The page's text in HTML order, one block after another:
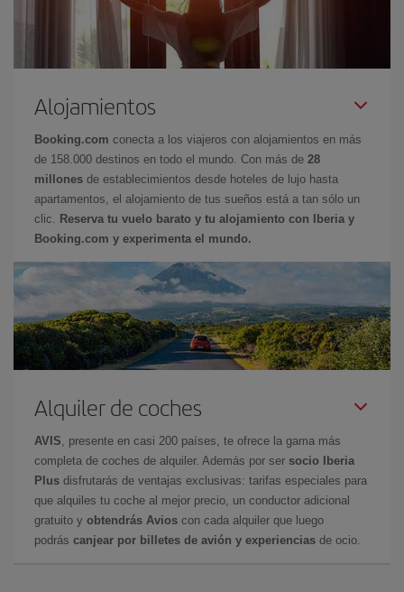
Alojamientos
Booking.com conecta a los viajeros con alojamientos en más
de 158.000 destinos en todo el mundo. Con más de 28
millones de establecimientos desde hoteles de lujo hasta
apartamentos, el alojamiento de tus sueños está a tan sólo un
clic.
Reserva tu vuelo barato y tu alojamiento con Iberia y
Booking.com y experimenta el mundo.
Alquiler de coches
AVIS , presente en casi 200 países, te ofrece la gama más
completa de coches de alquiler. Además por ser socio Iberia
Plus disfrutarás de ventajas exclusivas: tarifas especiales para
que alquiles tu coche al mejor precio, un conductor adicional
gratuito y obtendrás Avios con cada alquiler que luego
podrás canjear por billetes de avión y experiencias de ocio.